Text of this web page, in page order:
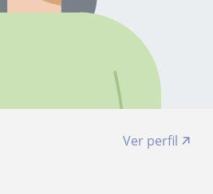
Ver perfil